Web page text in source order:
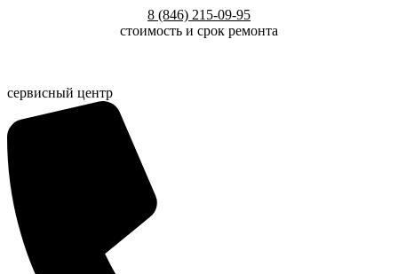
8 (846) 215-09-95
стоимость и срок ремонта
сервисный центр